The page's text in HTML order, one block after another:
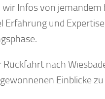
Infos von jemandem
und
nach
Einblicke